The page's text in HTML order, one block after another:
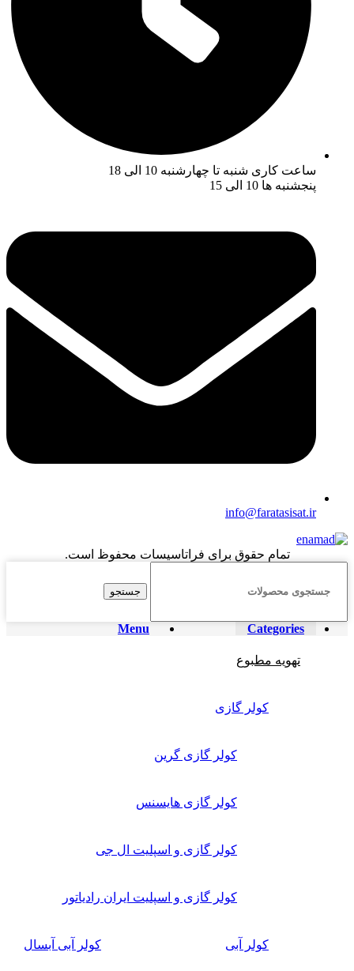
ساعت کاری شنبه تا چهارشنبه 10 الی 18
پنجشنبه ها 10 الی 15
info@faratasisat.ir
تمام حقوق برای فراتاسیسات محفوظ است.
جستجو
Menu Categories
تهویه مطبوع
کولر گازی
کولر گازی گرین
کولر گازی هایسنس
کولر گازی و اسپلیت ال جی
کولر گازی و اسپلیت ایران رادیاتور
کولر آبی کولر آبی آبسال